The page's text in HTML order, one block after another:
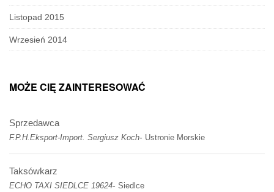
Listopad 2015
Wrzesień 2014
MOŻE CIĘ ZAINTERESOWAĆ
Sprzedawca
F.P.H.Eksport-Import. Sergiusz Koch- Ustronie Morskie
Taksówkarz
ECHO TAXI SIEDLCE 19624- Siedlce